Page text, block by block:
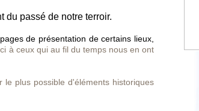
du passé de notre terroir.
de présentation de certains lieux,
à ceux qui au fil du temps nous en ont
plus possible d'éléments historiques